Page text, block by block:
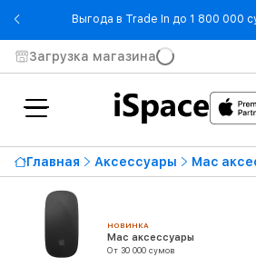
Выгода в Trade In до 1 800 000
Загрузка магазина
Главная Аксессуары Mac
НОВИНКА
Mac аксессуары
От 30 000 сумов